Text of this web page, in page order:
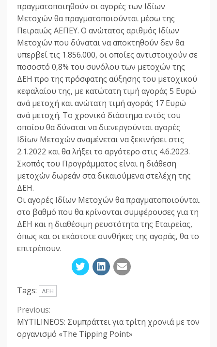
πραγματοποιηθούν οι αγορές των Ιδίων
Μετοχών θα πραγματοποιούνται μέσω της
Πειραιώς ΑΕΠΕΥ. Ο ανώτατος αριθμός Ιδίων
Μετοχών που δύναται να αποκτηθούν δεν θα
υπερβεί τις 1.856.000, οι οποίες αντιστοιχούν σε
ποσοστό 0,8% του συνόλου των μετοχών της
ΔΕΗ προ της πρόσφατης αύξησης του μετοχικού
κεφαλαίου της, με κατώτατη τιμή αγοράς 5 Ευρώ
ανά μετοχή και ανώτατη τιμή αγοράς 17 Ευρώ
ανά μετοχή. Το χρονικό διάστημα εντός του
οποίου θα δύναται να διενεργούνται αγορές
Ιδίων Μετοχών αναμένεται να ξεκινήσει στις
2.1.2022 και θα λήξει το αργότερο στις 4.6.2023.
Σκοπός του Προγράμματος είναι η διάθεση
μετοχών δωρεάν στα δικαιούμενα στελέχη της
ΔΕΗ.
Οι αγορές Ιδίων Μετοχών θα πραγματοποιούνται
στο βαθμό που θα κρίνονται συμφέρουσες για τη
ΔΕΗ και η διαθέσιμη ρευστότητα της Εταιρείας,
όπως και οι εκάστοτε συνθήκες της αγοράς, θα το
επιτρέπουν.
Tags: ΔΕΗ
Continue
Reading
Previous:
MYTILINEOS: Συμπράττει για τρίτη χρονιά με τον
οργανισμό «The Tipping Point»